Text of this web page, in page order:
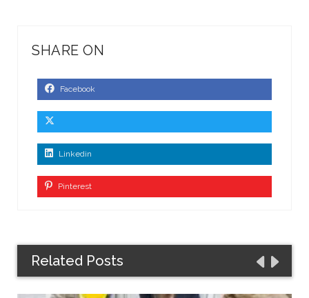
SHARE ON
Facebook
Linkedin
Pinterest
Related Posts